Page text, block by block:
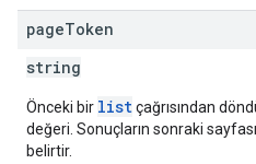
pageToken
string
Önceki bir listçağrısından
değeri. Sonuçların sonraki
belirtir.